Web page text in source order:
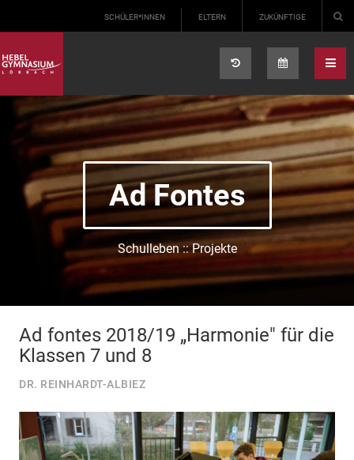
SCHÜLER*INNEN ELTERN ZUKÜNFTIGE
Ad Fontes
Schulleben :: Projekte
Ad fontes 2018/19 „Harmonie" für die
Klassen 7 und 8
DR. REINHARDT-ALBIEZ